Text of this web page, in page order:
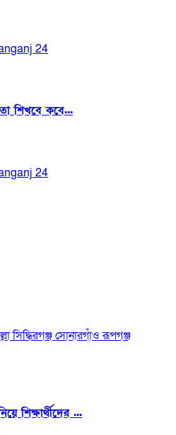
24
শিখবে কবে...
24
সিদ্ধিরগঞ্জসোনারগাঁওরূপগঞ্জ
শিক্ষার্থীদের ...